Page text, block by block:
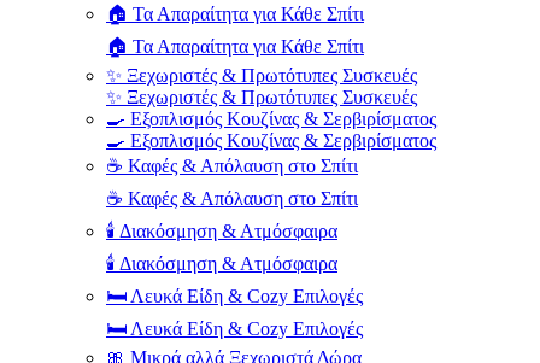
🏠 Τα Απαραίτητα για Κάθε Σπίτι
🏠 Τα Απαραίτητα για Κάθε Σπίτι
✨ Ξεχωριστές & Πρωτότυπες Συσκευές
✨ Ξεχωριστές & Πρωτότυπες Συσκευές
🍳 Εξοπλισμός Κουζίνας & Σερβιρίσματος
🍳 Εξοπλισμός Κουζίνας & Σερβιρίσματος
☕ Καφές & Απόλαυση στο Σπίτι
☕ Καφές & Απόλαυση στο Σπίτι
🕯️ Διακόσμηση & Ατμόσφαιρα
🕯️ Διακόσμηση & Ατμόσφαιρα
🛏️ Λευκά Είδη & Cozy Επιλογές
🛏️ Λευκά Είδη & Cozy Επιλογές
🎀 Μικρά αλλά Ξεχωριστά Δώρα